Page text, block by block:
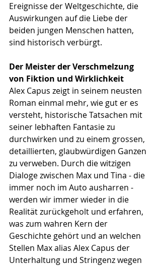
Ereignisse der Weltgeschichte, die
Auswirkungen auf die Liebe der
beiden jungen Menschen hatten,
sind historisch verbürgt.
Der Meister der Verschmelzung
von Fiktion und Wirklichkeit
Alex Capus zeigt in seinem neusten
Roman einmal mehr, wie gut er es
versteht, historische Tatsachen mit
seiner lebhaften Fantasie zu
durchwirken und zu einem grossen,
detaillierten, glaubwürdigen Ganzen
zu verweben. Durch die witzigen
Dialoge zwischen Max und Tina - die
immer noch im Auto ausharren -
werden wir immer wieder in die
Realität zurückgeholt und erfahren,
was zum wahren Kern der
Geschichte gehört und an welchen
Stellen Max alias Alex Capus der
Unterhaltung und Stringenz wegen